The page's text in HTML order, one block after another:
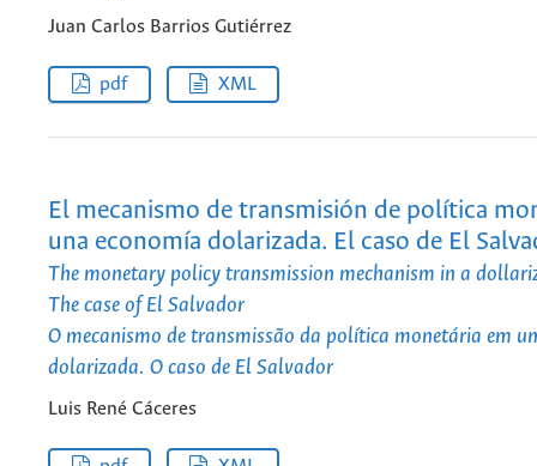
Juan Carlos Barrios Gutiérrez
pdf XML
El mecanismo de transmisión de política
una economía dolarizada. El caso de El
The monetary policy transmission mechanism in a
The case of El Salvador
O mecanismo de transmissão da política monetária em
dolarizada. O caso de El Salvador
Luis René Cáceres